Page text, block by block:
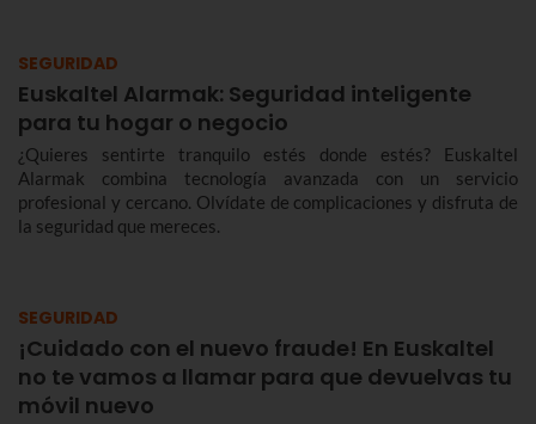
SEGURIDAD
Euskaltel Alarmak: Seguridad inteligente
para tu hogar o negocio
¿Quieres sentirte tranquilo estés donde estés? Euskaltel
Alarmak combina tecnología avanzada con un servicio
profesional y cercano. Olvídate de complicaciones y disfruta de
la seguridad que mereces.
SEGURIDAD
¡Cuidado con el nuevo fraude! En Euskaltel
no te vamos a llamar para que devuelvas tu
móvil nuevo